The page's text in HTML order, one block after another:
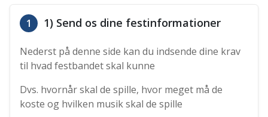
1 1) Send os dine festinformationer
Nederst på denne side kan du indsende dine krav
til hvad festbandet skal kunne
Dvs. hvornår skal de spille, hvor meget må de
koste og hvilken musik skal de spille